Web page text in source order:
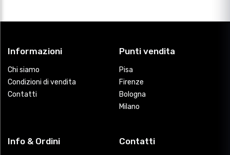
Informazioni
Chi siamo
Condizioni di vendita
Contatti
Punti vendita
Pisa
Firenze
Bologna
Milano
Info & Ordini Contatti